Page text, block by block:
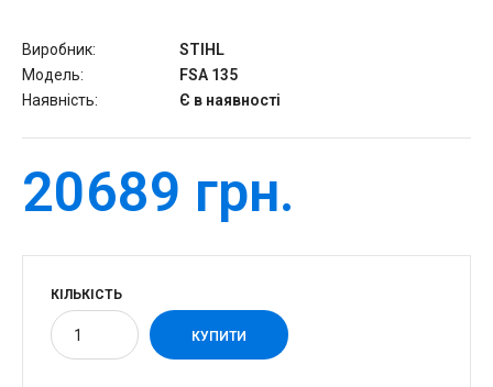
Виробник:
STIHL
Модель:
FSA 135
Наявність:
Є в наявності
20689 грн.
КІЛЬКІСТЬ